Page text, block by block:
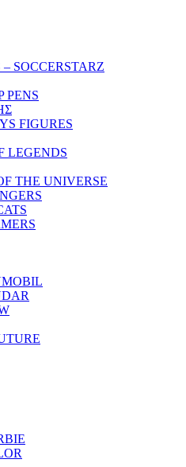
SOCCERSTARZ
PENS
FIGURES
LEGENDS
THE UNIVERSE